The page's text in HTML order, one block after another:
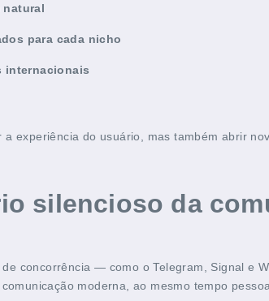
natural
para cada nicho
internacionais
experiência do usuário, mas também abrir
silencioso da
concorrência — como o Telegram, Signal e
moderna, ao mesmo tempo